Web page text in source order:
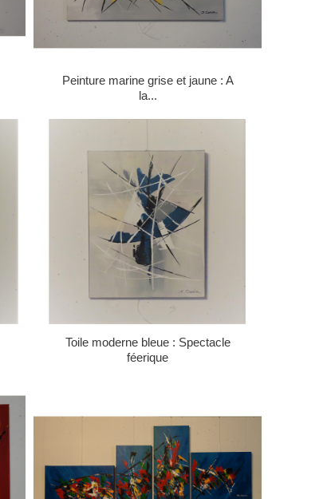
Peinture marine grise et jaune : A
la...
Toile moderne bleue : Spectacle
féerique